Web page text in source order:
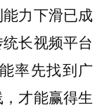
力下滑已成
长视频平台
率先找到广
才能赢得生